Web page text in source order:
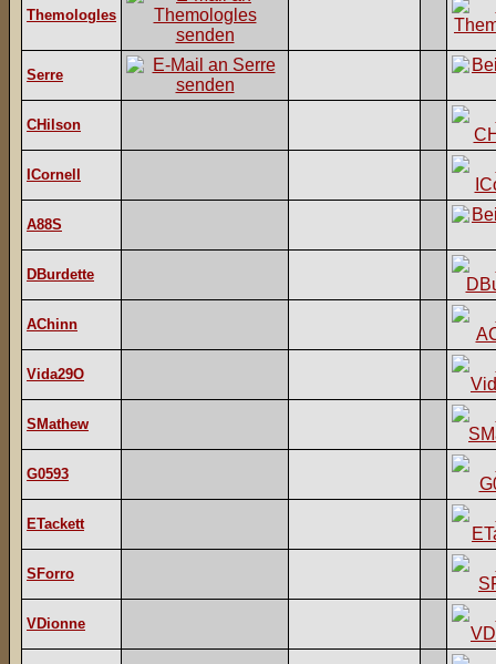
Themologles
Serre
CHilson
ICornell
A88S
DBurdette
AChinn
Vida29O
SMathew
G0593
ETackett
SForro
VDionne